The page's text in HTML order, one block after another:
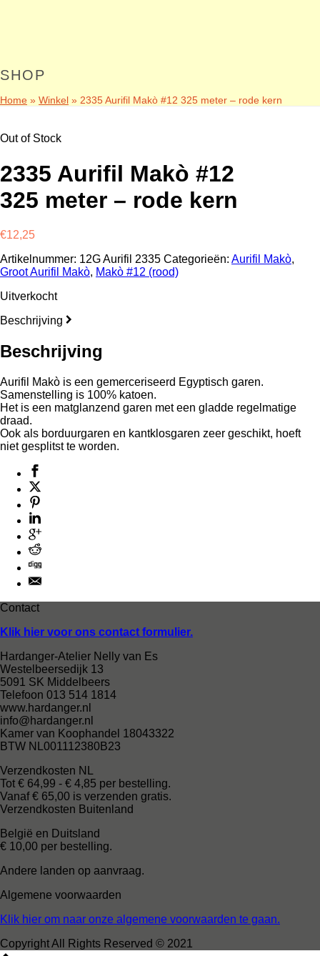
SHOP
Home » Winkel » 2335 Aurifil Makò #12 325 meter – rode kern
Out of Stock
2335 Aurifil Makò #12
325 meter – rode kern
€12,25
Artikelnummer: 12G Aurifil 2335 Categorieën: Aurifil Makò,
Groot Aurifil Makò, Makò #12 (rood)
Uitverkocht
Beschrijving
Beschrijving
Aurifil Makò is een gemerceriseerd Egyptisch garen.
Samenstelling is 100% katoen.
Het is een matglanzend garen met een gladde regelmatige
draad.
Ook als borduurgaren en kantklosgaren zeer geschikt, hoeft
niet gesplitst te worden.
Contact
Klik hier voor ons contact formulier.
Hardanger-Atelier Nelly van Es
Westelbeersedijk 13
5091 SK Middelbeers
Telefoon 013 514 1814
www.hardanger.nl
info@hardanger.nl
Kamer van Koophandel 18043322
BTW NL001112380B23
Verzendkosten NL
Tot € 64,99 - € 4,85 per bestelling.
Vanaf € 65,00 is verzenden gratis.
Verzendkosten Buitenland
België en Duitsland
€ 10,00 per bestelling.
Andere landen op aanvraag.
Algemene voorwaarden
Klik hier om naar onze algemene voorwaarden te gaan.
Copyright All Rights Reserved © 2021